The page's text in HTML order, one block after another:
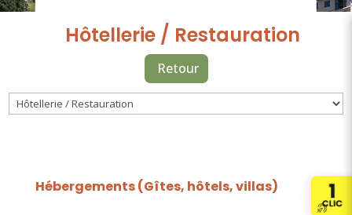
Retour
Hôtellerie / Restauration
Catégories
de
Hébergements (Gîtes, hôtels, villas)